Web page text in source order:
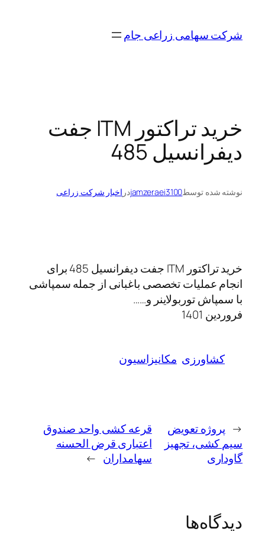
محتواشرکت سهامی زراعی جام
خرید تراکتور ITM جفت
دیفرانسیل 485
نوشته شده توسطjamzeraei3100در اخبار شرکت زراعی
خرید تراکتور ITM جفت دیفرانسیل 485 برای
انجام عملیات تخصصی باغبانی از جمله سمپاشی
با سمپاش توربولاینر و……
فروردین 1401
کشاورزی مکانیزاسیون
← پروژه تعویض
سیم کشی، تجهیز
گاوداری
قرعه کشی واحد صندوق
اعتباری قرض الحسنه
سهامداران →
دیدگاه‌ها